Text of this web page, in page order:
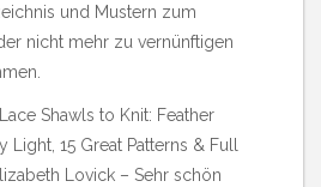
und Mustern zum
nicht mehr zu vernünftigen
Shawls to Knit: Feather
15 Great Patterns & Full
Lovick – Sehr schön